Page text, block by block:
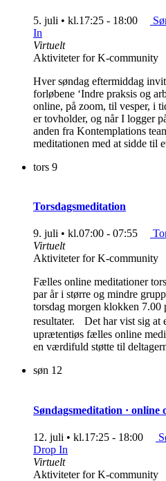
5. juli • kl.17:25 - 18:00
In
Virtuelt
Aktiviteter for K-community
Hver søndag eftermiddag
forløbene ‘Indre praksis og
online, på zoom, til vesper, i
er tovholder, og når I logger
anden fra Kontemplations
meditationen med at sidde til
tors 9
Torsdagsmeditation
9. juli • kl.07:00 - 07:55
Virtuelt
Aktiviteter for K-community
Fælles online meditationer
par år i større og mindre
torsdag morgen klokken
resultater. Det har vist sig at
uprætentiøs fælles online
en værdifuld støtte til
søn 12
Søndagsmeditation · online
12. juli • kl.17:25 - 18:00
Drop In
Virtuelt
Aktiviteter for K-community